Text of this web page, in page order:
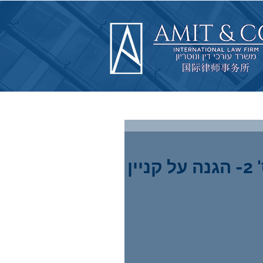
מצליחים בעסקים בסין: סרטון מס' 2- הגנה על קניין